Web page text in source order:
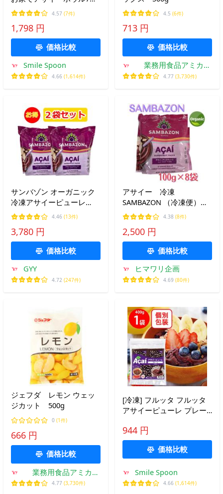
ック 700g
4.57 (7件)
1,798 円
価格比較
Smile Spoon
4.66 (1,614件)
4.5 (6件)
713 円
価格比較
業務用食品アミカ
Yahoo!店
4.77 (3,730件)
サンバゾン オーガニック
冷凍アサイーピューレ
800gx2袋 100gx8x2 サイ
ーススムージー
4.46 (13件)
3,780 円
価格比較
GYY
4.72 (247件)
アサイー 冷凍
SAMBAZON （冷凍便）サ
ンバソン スムージー パッ
ク無糖 100g×8パック
4.38 (8件)
2,500 円
価格比較
ヒマワリ企画
4.69 (80件)
ジェフダ レモン ウェッ
ジカット 500g
0 (1件)
666 円
価格比較
業務用食品アミカ
Yahoo!店
4.77 (3,730件)
[冷凍] フルッタ フルッタ
アサイーピューレ プレー
タフルッタ
944 円
価格比較
Smile Spoon
4.66 (1,614件)